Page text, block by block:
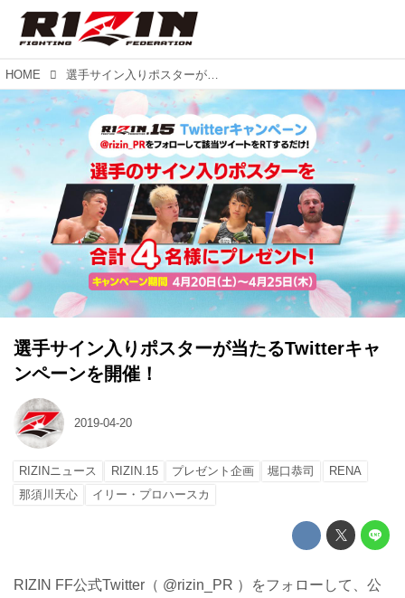
HOME 選手サイン入りポスターが当たるTwitterキャンペーンを開催！
選手サイン入りポスターが当たるTwitterキャ
ンペーンを開催！
2019-04-20
RIZINニュース RIZIN.15 プレゼント企画 堀口恭司
RENA
那須川天心
イリー・プロハースカ
RIZIN FF公式Twitter（ @rizin_PR ）をフォローして、公